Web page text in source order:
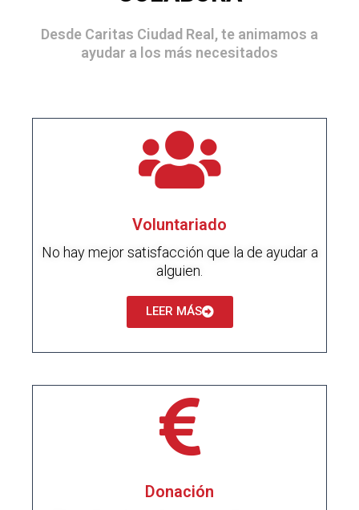
Desde Caritas Ciudad Real, te animamos a
ayudar a los más necesitados
Voluntariado
No hay mejor satisfacción que la de ayudar a
alguien.
LEER MÁS
Donación